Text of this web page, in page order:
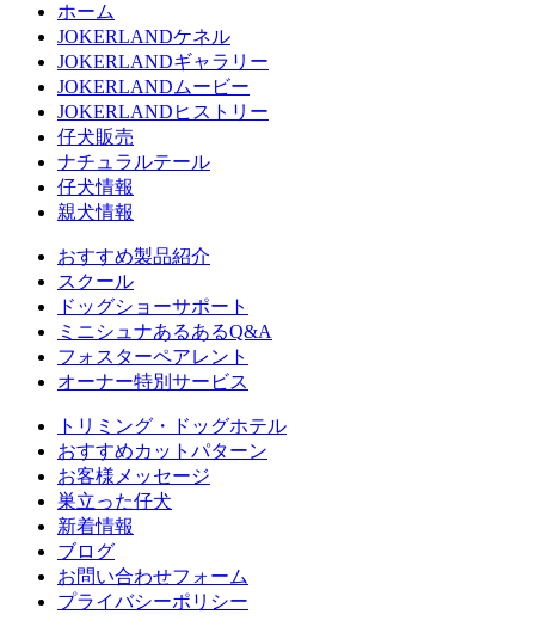
ホーム
JOKERLANDケネル
JOKERLANDギャラリー
JOKERLANDムービー
JOKERLANDヒストリー
仔犬販売
ナチュラルテール
仔犬情報
親犬情報
おすすめ製品紹介
スクール
ドッグショーサポート
ミニシュナあるあるQ&A
フォスターペアレント
オーナー特別サービス
トリミング・ドッグホテル
おすすめカットパターン
お客様メッセージ
巣立った仔犬
新着情報
ブログ
お問い合わせフォーム
プライバシーポリシー